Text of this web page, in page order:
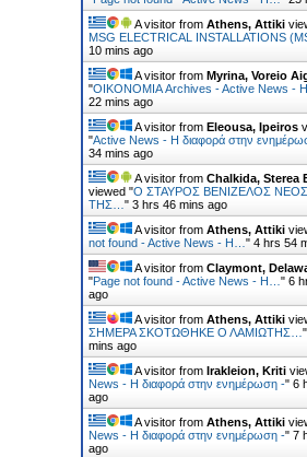
A visitor from Athens, Attiki
MSG ELECTRICAL INSTALLATIONS
10 mins ago
A visitor from Myrina, Voreio
"ΟΙΚΟΝΟΜΙΑ Archives - Active News -
22 mins ago
A visitor from Eleousa, Ipeiros
"Active News - Η διαφορά στην
34 mins ago
A visitor from Chalkida, Sterea
viewed "Ο ΣΤΑΥΡΟΣ ΒΕΝΙΖΕΛΟΣ
ΤΗΣ… " 3 hrs 46 mins ago
A visitor from Athens, Attiki
not found - Active News - Η… " 4 hrs 54
A visitor from Claymont,
"Page not found - Active News - Η… " 6
ago
A visitor from Athens, Attiki
ΣΗΜΕΡΑ ΣΚΟΤΩΘΗΚΕ Ο ΛΑΜΙΩΤΗΣ… "
mins ago
A visitor from Irakleion, Kriti
News - Η διαφορά στην ενημέρωση -" 6
ago
A visitor from Athens, Attiki
News - Η διαφορά στην ενημέρωση -" 7
ago